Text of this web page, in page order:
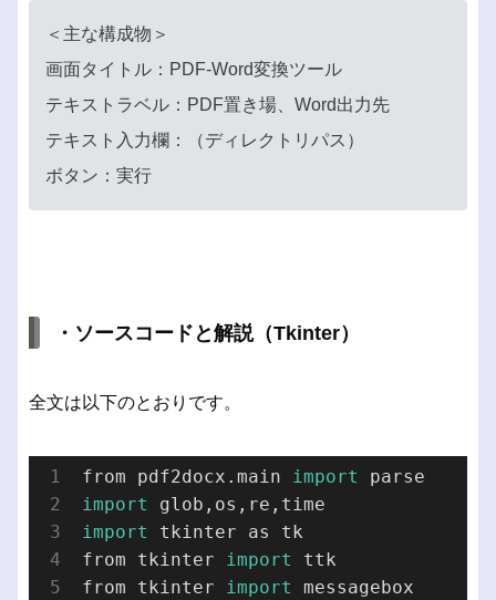
＜主な構成物＞
画面タイトル：PDF-Word変換ツール
テキストラベル：PDF置き場、Word出力先
テキスト入力欄：（ディレクトリパス）
ボタン：実行
・ソースコードと解説（Tkinter）
全文は以下のとおりです。
from pdf2docx.main import
import
import
tkinter as tk
from tkinter import
ttk
from tkinter import messagebox